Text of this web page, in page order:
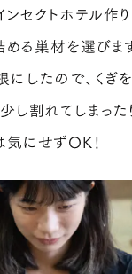
セクトホテル作
る巣材を選びま
したので、くぎ
し割れてしまった
にせずOK！